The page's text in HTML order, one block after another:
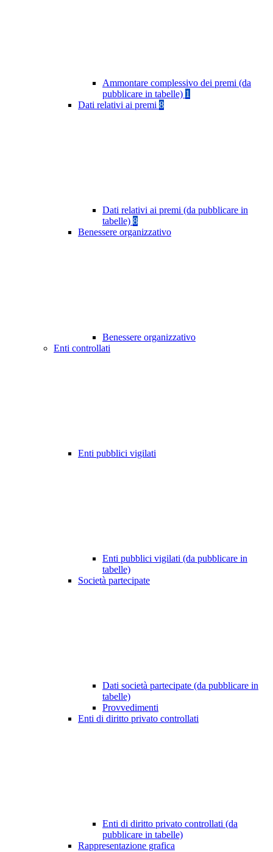
Ammontare complessivo dei premi (da
pubblicare in tabelle) 1
Dati relativi ai premi 8
Dati relativi ai premi (da pubblicare in
tabelle) 8
Benessere organizzativo
Benessere organizzativo
Enti controllati
Enti pubblici vigilati
Enti pubblici vigilati (da pubblicare in
tabelle)
Società partecipate
Dati società partecipate (da pubblicare in
tabelle)
Provvedimenti
Enti di diritto privato controllati
Enti di diritto privato controllati (da
pubblicare in tabelle)
Rappresentazione grafica